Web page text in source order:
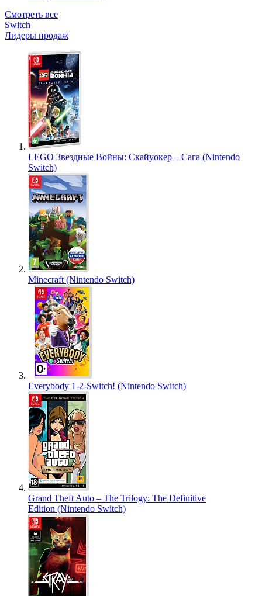
Смотреть все
Switch
Лидеры продаж
LEGO Звездные Войны: Скайуокер – Сага (Nintendo
Switch)
Minecraft (Nintendo Switch)
Everybody 1-2-Switch! (Nintendo Switch)
Grand Theft Auto – The Trilogy: The Definitive
Edition (Nintendo Switch)